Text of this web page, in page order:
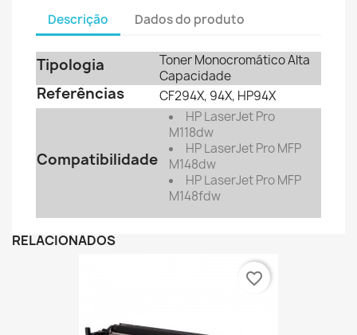
Descrição Dados do produto
Tipologia
Toner Monocromático Alta
Capacidade
Referências CF294X, 94X, HP94X
Compatibilidade
HP LaserJet Pro
M118dw
HP LaserJet Pro MFP
M148dw
HP LaserJet Pro MFP
M148fdw
RELACIONADOS
favorite_border